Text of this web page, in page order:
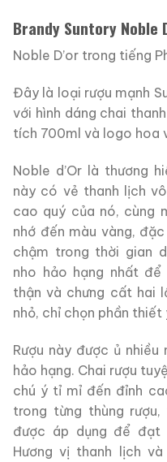
Brandy Suntory Noble
Noble D’or trong tiếng
Đây là loại rượu mạnh
với hình dáng chai
tích 700ml và logo hoa
Noble d’Or là thương
này có vẻ thanh lịch
cao quý của nó, cùng
nhớ đến màu vàng,
chậm trong thời gian
nho hảo hạng nhất
thận và chưng cất hai
nhỏ, chỉ chọn phần
Rượu này được ủ
hảo hạng. Chai rượu
chú ý tỉ mỉ đến đỉnh
trong từng thùng
được áp dụng để
Hương vị thanh lịch